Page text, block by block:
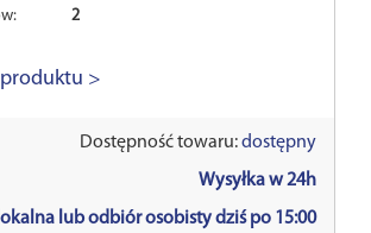
2
produktu >
Dostępność towaru:dostępny
Wysyłka w 24h
lub odbiór osobisty dziś po 15:00